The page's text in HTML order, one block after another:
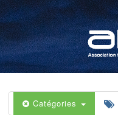
Catégories
4 h 00 min
5 h 00 min
6 h 00 min